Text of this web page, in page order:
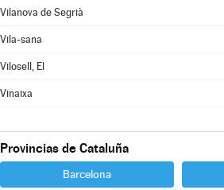
Vilanova de Segrià
Vila-sana
Vilosell, El
Vinaixa
Provincias de Cataluña
Barcelona